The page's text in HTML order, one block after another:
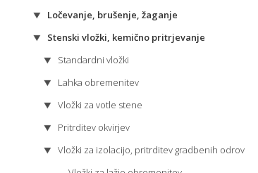
Ločevanje, brušenje, žaganje
Stenski vložki, kemično pritrjevanje
Standardni vložki
Lahka obremenitev
Vložki za votle stene
Pritrditev okvirjev
Vložki za izolacijo, pritrditev gradbenih odrov